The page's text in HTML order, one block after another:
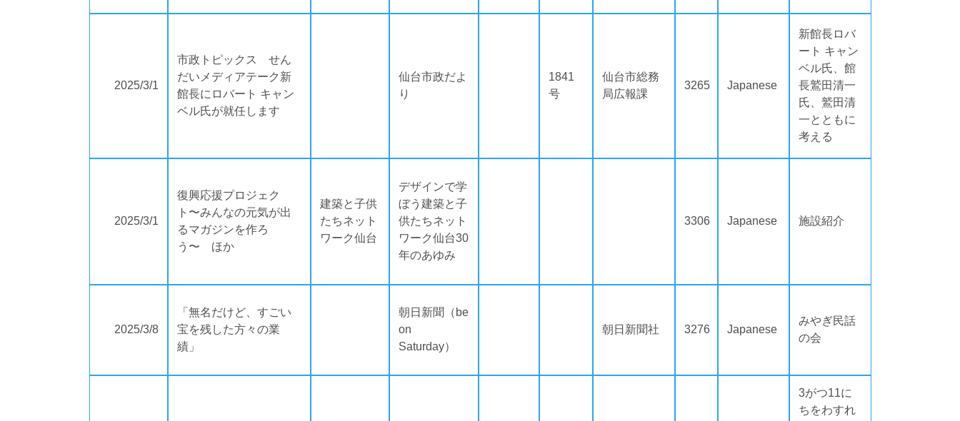
2025/3/1
市政トピックス せん
だいメディアテーク新
館長にロバート キャン
ベル氏が就任します
仙台市政だよ
り
1841
号
仙台市総務
局広報課
3265 Japanese
新館長ロバ
ート キャン
ベル氏、館
長鷲田清一
氏、鷲田清
一とともに
考える
2025/3/1
復興応援プロジェク
ト〜みんなの元気が出
るマガジンを作ろ
う〜 ほか
建築と子供
たちネット
ワーク仙台
デザインで学
ぼう建築と子
供たちネット
ワーク仙台30
年のあゆみ
3306 Japanese 施設紹介
2025/3/8
「無名だけど、すごい
宝を残した方々の業
績」
朝日新聞（be
on
Saturday）
朝日新聞社 3276 Japanese
みやぎ民話
の会
3がつ11に
ちをわすれ